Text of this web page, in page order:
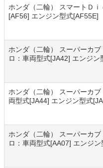
ホンダ（二輪） スマートＤ
[AF56] エンジン型式[AF55E]
ホンダ（二輪） スーパーカ
ロ：車両型式[JA42] エンジン
ホンダ（二輪） スーパーカ
両型式[JA44] エンジン型式
ホンダ（二輪） スーパー
ロ：車両型式[AA07] エンジン